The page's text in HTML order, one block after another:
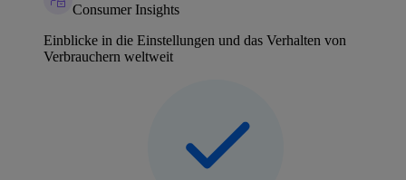
Consumer Insights
Einblicke in die Einstellungen und das Verhalten von
Verbrauchern weltweit